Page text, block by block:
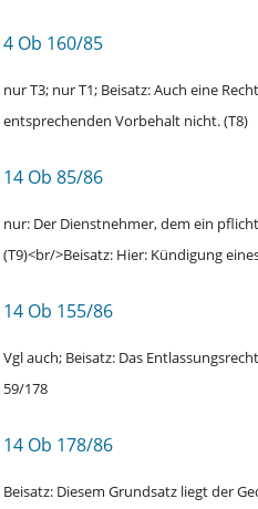
4 Ob 160/85
nur T3; nur T1; Beisatz: Auch eine
entsprechenden Vorbehalt nicht. (T8)
14 Ob 85/86
nur: Der Dienstnehmer, dem ein
(T9)<br/>Beisatz: Hier: Kündigung
14 Ob 155/86
Vgl auch; Beisatz: Das
59/178
14 Ob 178/86
Beisatz: Diesem Grundsatz liegt der